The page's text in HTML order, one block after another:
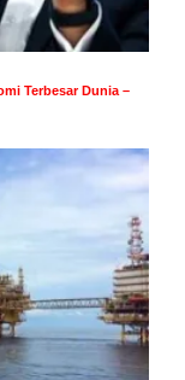
Terbesar Dunia –